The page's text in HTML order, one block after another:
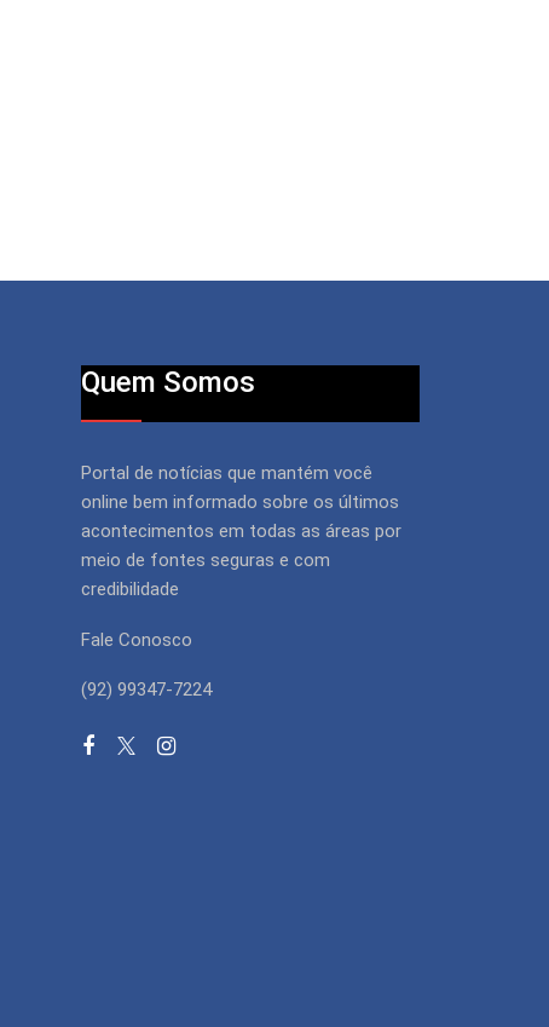
Quem Somos
Portal de notícias que mantém você
online bem informado sobre os últimos
acontecimentos em todas as áreas por
meio de fontes seguras e com
credibilidade
Fale Conosco
(92) 99347-7224